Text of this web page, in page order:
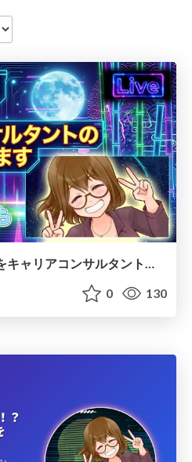
超かぐや姫！酒寄彩葉をキャリアコンサルタントの視点で紐解きます
0 130